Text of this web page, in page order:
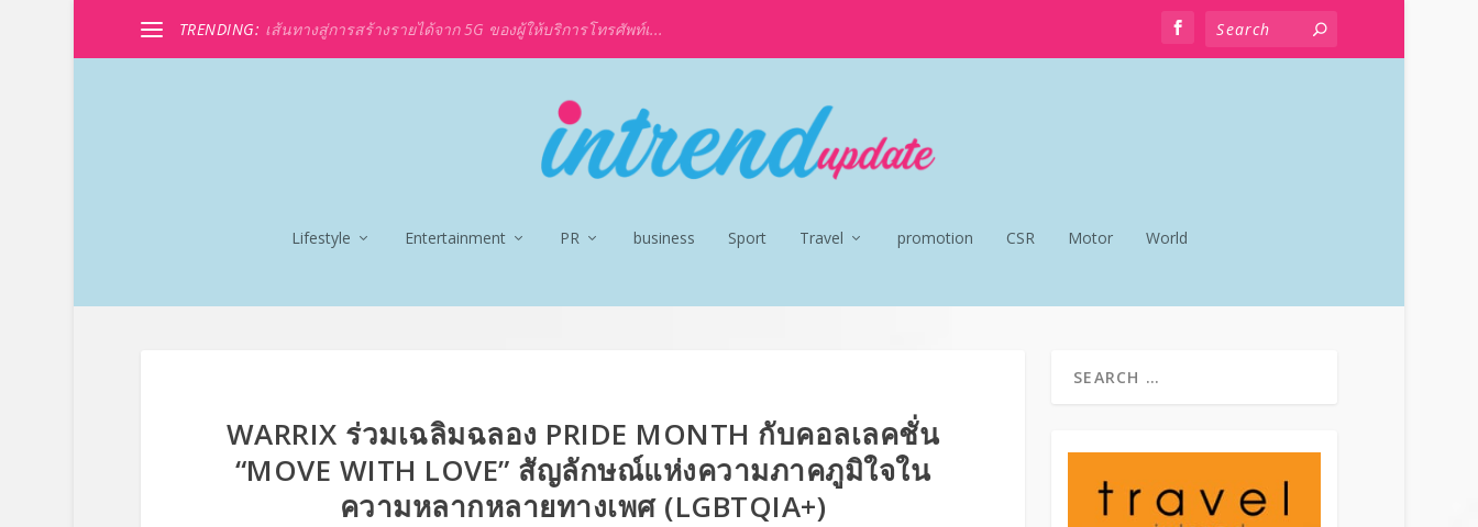
TRENDING: เส้นทางสู่การสร้างรายได้จาก 5G ของผู้ให้บริการโทรศัพท์เ...
Lifestyle Entertainment PR business Sport Travel promotion CSR Motor World
WARRIX ร่วมเฉลิมฉลอง PRIDE MONTH กับคอลเลคชั่น
“MOVE WITH LOVE” สัญลักษณ์แห่งความภาคภูมิใจใน
ความหลากหลายทางเพศ (LGBTQIA+)